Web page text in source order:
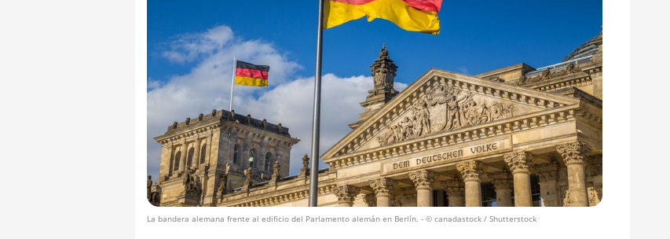
La bandera alemana frente al edificio del Parlamento alemán en Berlín. - © canadastock / Shutterstock